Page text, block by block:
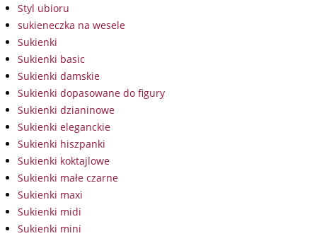
Styl ubioru
sukieneczka na wesele
Sukienki
Sukienki basic
Sukienki damskie
Sukienki dopasowane do figury
Sukienki dzianinowe
Sukienki eleganckie
Sukienki hiszpanki
Sukienki koktajlowe
Sukienki małe czarne
Sukienki maxi
Sukienki midi
Sukienki mini